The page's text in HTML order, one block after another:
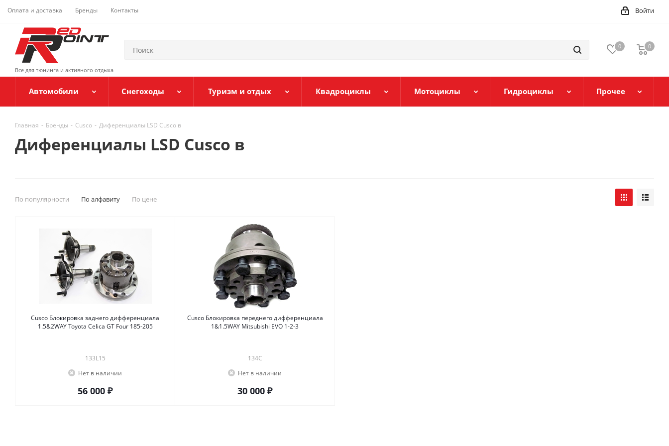
Оплата и доставка Бренды Контакты Войти
Все для тюнинга и активного отдыха
0 0
Автомобили Снегоходы Туризм и отдых Квадроциклы Мотоциклы Гидроциклы Прочее
Главная - Бренды - Cusco - Диференциалы LSD Cusco в
Диференциалы LSD Cusco в
По популярности По алфавиту По цене
Cusco Блокировка заднего дифференциала
1.5&2WAY Toyota Celica GT Four 185-205
133L15
Нет в наличии
56 000 ₽
Cusco Блокировка переднего дифференциала
1&1.5WAY Mitsubishi EVO 1-2-3
134C
Нет в наличии
30 000 ₽